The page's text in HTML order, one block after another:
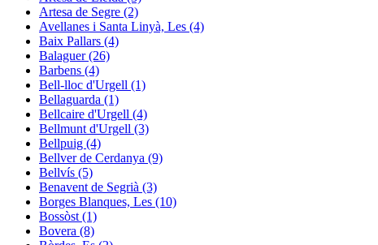
Artesa de Segre (2)
Avellanes i Santa Linyà, Les (4)
Baix Pallars (4)
Balaguer (26)
Barbens (4)
Bell-lloc d'Urgell (1)
Bellaguarda (1)
Bellcaire d'Urgell (4)
Bellmunt d'Urgell (3)
Bellpuig (4)
Bellver de Cerdanya (9)
Bellvís (5)
Benavent de Segrià (3)
Borges Blanques, Les (10)
Bossòst (1)
Bovera (8)